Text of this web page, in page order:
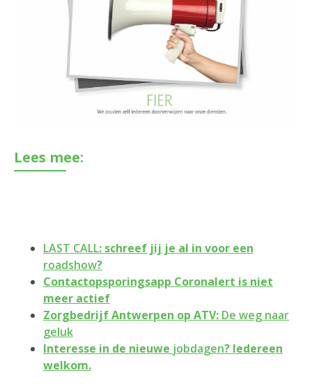
Lees mee:
LAST CALL: schreef jij je al in voor een
roadshow?
Contactopsporingsapp Coronalert is niet
meer actief
Zorgbedrijf Antwerpen op ATV: De weg naar
geluk
Interesse in de nieuwe jobdagen? Iedereen
welkom.